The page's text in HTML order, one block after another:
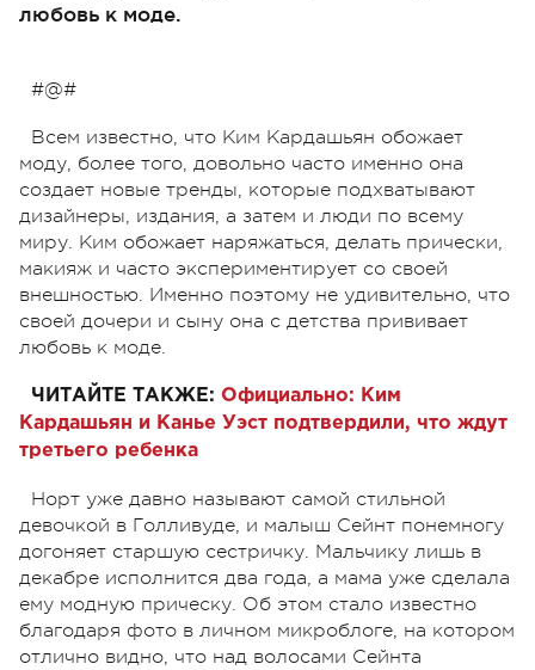
любовь к моде.
#@#
Всем известно, что Ким Кардашьян обожает
моду, более того, довольно часто именно она
создает новые тренды, которые подхватывают
дизайнеры, издания, а затем и люди по всему
миру. Ким обожает наряжаться, делать прически,
макияж и часто экспериментирует со своей
внешностью. Именно поэтому не удивительно, что
своей дочери и сыну она с детства прививает
любовь к моде.
ЧИТАЙТЕ ТАКЖЕ: Официально: Ким
Кардашьян и Канье Уэст подтвердили, что ждут
третьего ребенка
Норт уже давно называют самой стильной
девочкой в Голливуде, и малыш Сейнт понемногу
догоняет старшую сестричку. Мальчику лишь в
декабре исполнится два года, а мама уже сделала
ему модную прическу. Об этом стало известно
благодаря фото в личном микроблоге, на котором
отлично видно, что над волосами Сейнта